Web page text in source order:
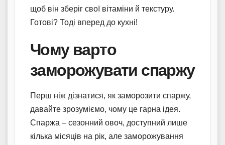
щоб він зберіг свої вітаміни й текстуру.
Готові? Тоді вперед до кухні!
Чому варто
заморожувати спаржу
Перш ніж дізнатися, як заморозити спаржу,
давайте зрозуміємо, чому це гарна ідея.
Спаржа – сезонний овоч, доступний лише
кілька місяців на рік, але заморожування